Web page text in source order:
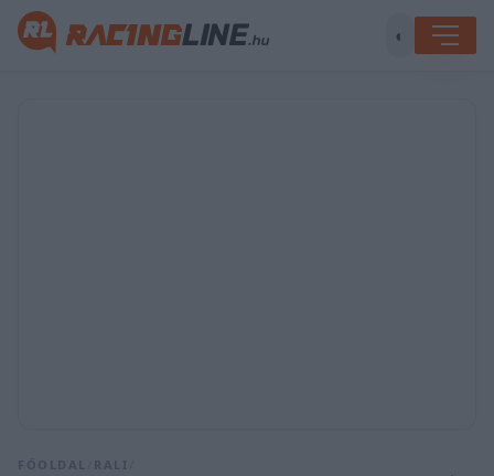
◐
FŐOLDAL RALI